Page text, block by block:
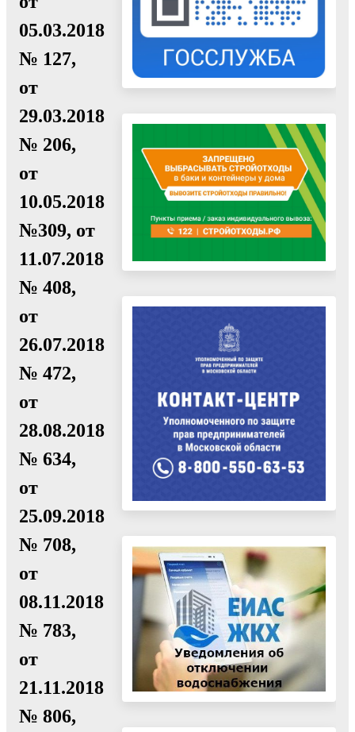
05.03.2018
№ 127,
от
29.03.2018
№ 206,
от
10.05.2018
№309, от
11.07.2018
№ 408,
от
26.07.2018
№ 472,
от
28.08.2018
№ 634,
от
25.09.2018
№ 708,
от
08.11.2018
№ 783,
от
21.11.2018
№ 806,